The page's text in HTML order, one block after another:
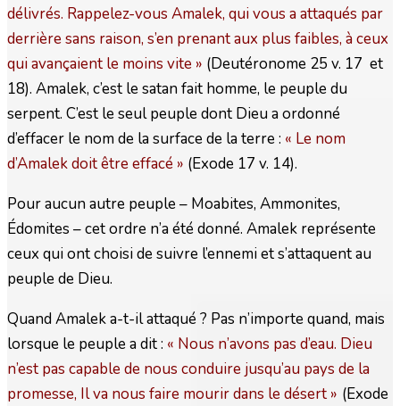
délivrés. Rappelez-vous Amalek, qui vous a attaqués par
derrière sans raison, s’en prenant aux plus faibles, à ceux
qui avançaient le moins vite » (Deutéronome 25 v. 17 et
18). Amalek, c’est le satan fait homme, le peuple du
serpent. C’est le seul peuple dont Dieu a ordonné
d’effacer le nom de la surface de la terre : « Le nom
d’Amalek doit être effacé » (Exode 17 v. 14).
Pour aucun autre peuple – Moabites, Ammonites,
Édomites – cet ordre n’a été donné. Amalek représente
ceux qui ont choisi de suivre l’ennemi et s’attaquent au
peuple de Dieu.
Quand Amalek a-t-il attaqué ? Pas n’importe quand, mais
lorsque le peuple a dit : « Nous n’avons pas d’eau. Dieu
n’est pas capable de nous conduire jusqu’au pays de la
promesse, Il va nous faire mourir dans le désert » (Exode